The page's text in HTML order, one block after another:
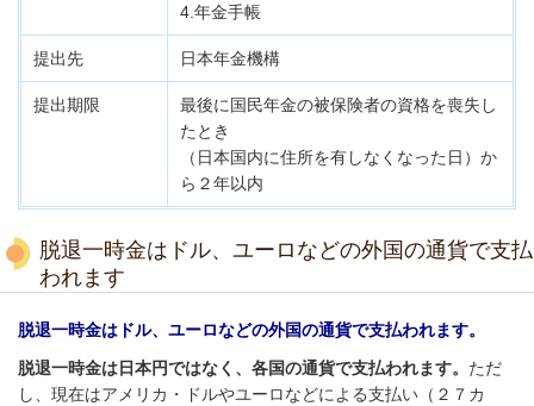
4.年金手帳
提出先 日本年金機構
提出期限
最後に国民年金の被保険者の資格を喪失し
たとき
（日本国内に住所を有しなくなった日）か
ら２年以内
脱退一時金はドル、ユーロなどの外国の通貨で支払
われます
脱退一時金はドル、ユーロなどの外国の通貨で支払われます。
脱退一時金は日本円ではなく、各国の通貨で支払われます。 ただ
し、現在はアメリカ・ドルやユーロなどによる支払い（２７カ